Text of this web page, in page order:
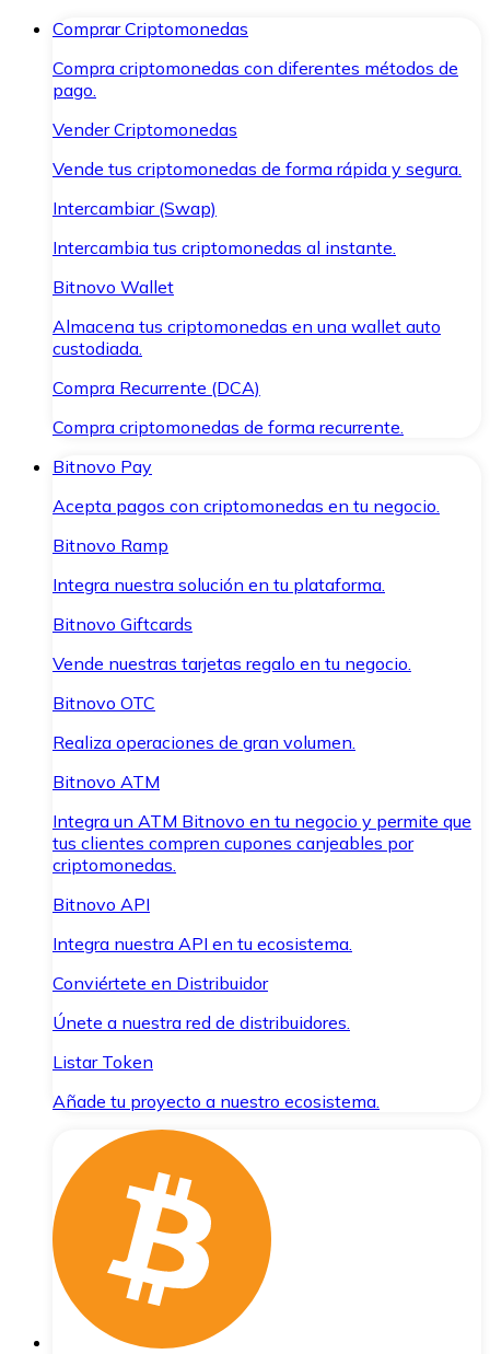
Comprar Criptomonedas
Compra criptomonedas con diferentes métodos de
pago.
Vender Criptomonedas
Vende tus criptomonedas de forma rápida y segura.
Intercambiar (Swap)
Intercambia tus criptomonedas al instante.
Bitnovo Wallet
Almacena tus criptomonedas en una wallet auto
custodiada.
Compra Recurrente (DCA)
Compra criptomonedas de forma recurrente.
Bitnovo Pay
Acepta pagos con criptomonedas en tu negocio.
Bitnovo Ramp
Integra nuestra solución en tu plataforma.
Bitnovo Giftcards
Vende nuestras tarjetas regalo en tu negocio.
Bitnovo OTC
Realiza operaciones de gran volumen.
Bitnovo ATM
Integra un ATM Bitnovo en tu negocio y permite que
tus clientes compren cupones canjeables por
criptomonedas.
Bitnovo API
Integra nuestra API en tu ecosistema.
Conviértete en Distribuidor
Únete a nuestra red de distribuidores.
Listar Token
Añade tu proyecto a nuestro ecosistema.